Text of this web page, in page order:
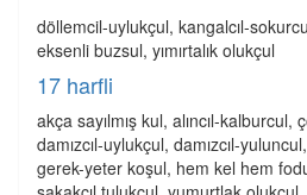
döllemcil-uylukçul, kangalcıl-
eksenli buzsul, yımırtalık olukçul
17 harfli
akça sayılmış kul, alıncıl-
damızcıl-uylukçul, damızcıl-
gerek-yeter koşul, hem kel hem